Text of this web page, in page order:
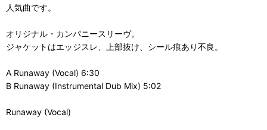
人気曲です。
オリジナル・カンパニースリーヴ。
ジャケットはエッジスレ、上部抜け、シール痕あり不良。
A Runaway (Vocal) 6:30
B Runaway (Instrumental Dub Mix) 5:02
Runaway (Vocal)